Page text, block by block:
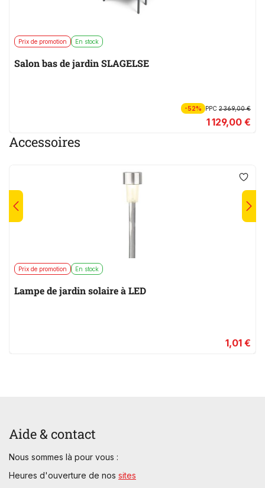
Prix de promotion En stock
Salon bas de jardin SLAGELSE
-52% PPC2 369,00 €
1 129,00 €
Accessoires
Prix de promotion En stock
Lampe de jardin solaire à LED
1,01 €
Aide & contact
Nous sommes là pour vous :
Heures d'ouverture de nos sites